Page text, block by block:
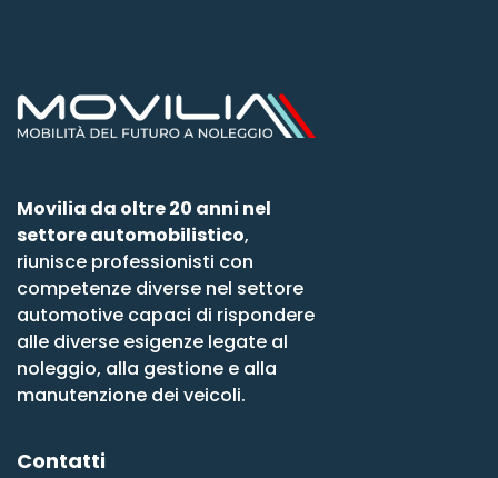
Movilia da oltre 20 anni nel
settore automobilistico,
riunisce professionisti con
competenze diverse nel settore
automotive capaci di rispondere
alle diverse esigenze legate al
noleggio, alla gestione e alla
manutenzione dei veicoli.
Contatti